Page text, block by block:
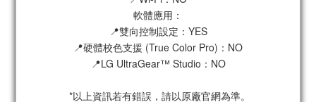
軟體應用：
📍雙向控制設定：YES
📍硬體校色支援 (True Color Pro)：NO
📍LG UltraGear™ Studio：NO
*以上資訊若有錯誤，請以原廠官網為準。